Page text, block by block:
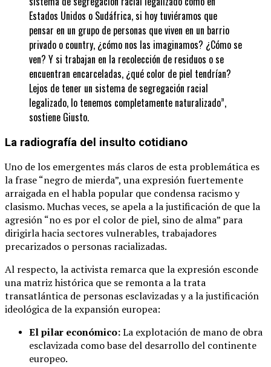
Estados Unidos o Sudáfrica, si hoy tuviéramos que
pensar en un grupo de personas que viven en un barrio
privado o country, ¿cómo nos las imaginamos? ¿Cómo se
ven? Y si trabajan en la recolección de residuos o se
encuentran encarceladas, ¿qué color de piel tendrían?
Lejos de tener un sistema de segregación racial
legalizado, lo tenemos completamente naturalizado”,
sostiene Giusto.
La radiografía del insulto cotidiano
Uno de los emergentes más claros de esta problemática es
la frase “negro de mierda”, una expresión fuertemente
arraigada en el habla popular que condensa racismo y
clasismo. Muchas veces, se apela a la justificación de que la
agresión “no es por el color de piel, sino de alma” para
dirigirla hacia sectores vulnerables, trabajadores
precarizados o personas racializadas.
Al respecto, la activista remarca que la expresión esconde
una matriz histórica que se remonta a la trata
transatlántica de personas esclavizadas y a la justificación
ideológica de la expansión europea:
El pilar económico:La explotación de mano de obra
esclavizada como base del desarrollo del continente
europeo.